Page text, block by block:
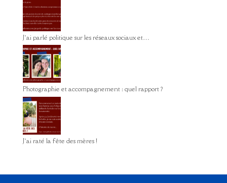
J’ai parlé politique sur les réseaux sociaux et…
Photographie et accompagnement : quel rapport ?
J’ai raté la fête des mères !